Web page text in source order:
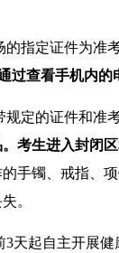
的指定证件为
过查看手机内
规定的证件和准
考生进入封闭
手镯、戒指、
。
3天起自主开展